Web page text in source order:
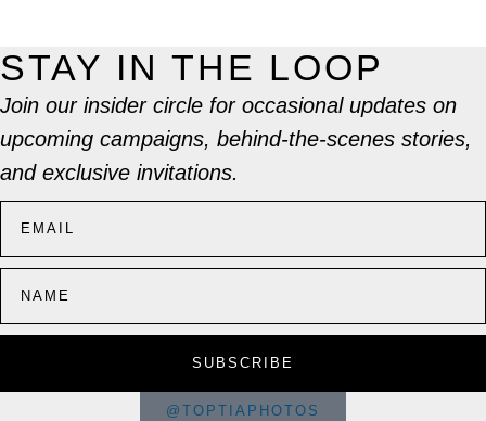
STAY IN THE LOOP
Join our insider circle for occasional updates on
upcoming campaigns, behind-the-scenes stories,
and exclusive invitations.
SUBSCRIBE
@TOPTIAPHOTOS